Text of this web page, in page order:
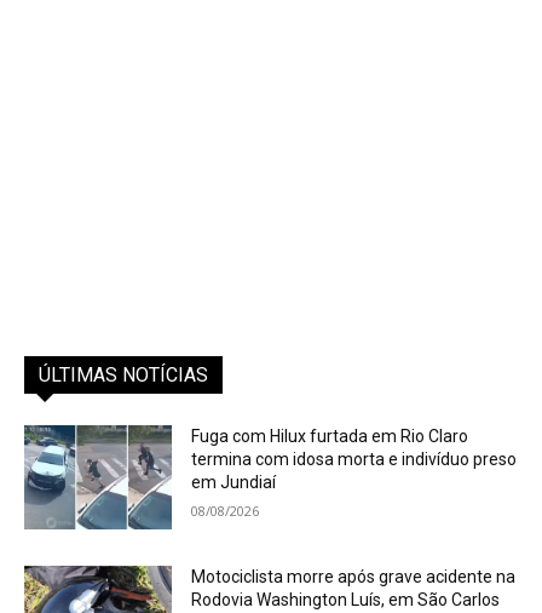
ÚLTIMAS NOTÍCIAS
Fuga com Hilux furtada em Rio Claro
termina com idosa morta e indivíduo preso
em Jundiaí
08/08/2026
Motociclista morre após grave acidente na
Rodovia Washington Luís, em São Carlos